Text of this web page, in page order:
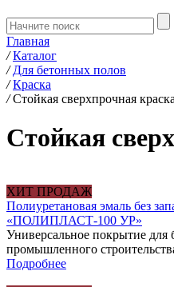
Главная
/ Каталог
/ Для бетонных полов
/ Краска
/ Стойкая сверхпрочная
Стойкая
ХИТ ПРОДАЖ
Полиуретановая эмаль без
«ПОЛИПЛАСТ-100 УР»
Универсальное покрытие
промышленного
Подробнее